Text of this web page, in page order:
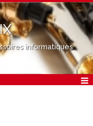
informatiques